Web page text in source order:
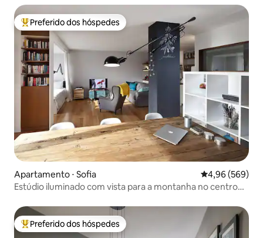
Entre os melhores preferidos dos hóspedes
Preferido dos hóspedes
Apartamento ⋅ Sofia 4,96 de uma
4,96 (569)
Estúdio iluminado com vista para a montanha no centro
Entre os melhores preferidos dos hóspedes
Preferido dos hóspedes